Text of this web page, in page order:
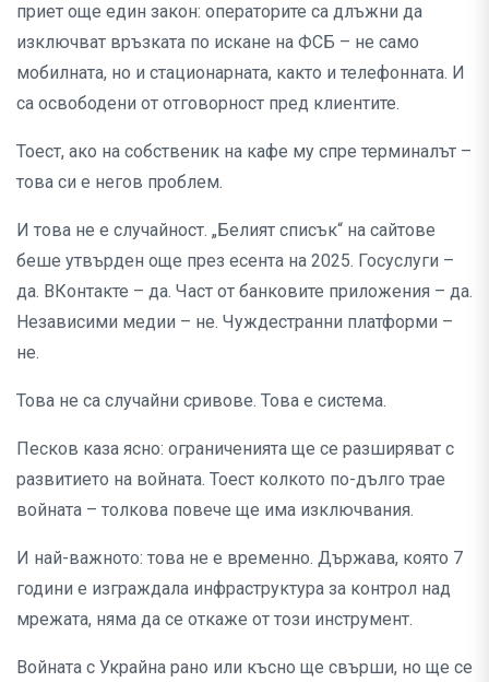
приет още един закон: операторите са длъжни да
изключват връзката по искане на ФСБ – не само
мобилната, но и стационарната, както и телефонната. И
са освободени от отговорност пред клиентите.
Тоест, ако на собственик на кафе му спре терминалът –
това си е негов проблем.
И това не е случайност. „Белият списък“ на сайтове
беше утвърден още през есента на 2025. Госуслуги –
да. ВКонтакте – да. Част от банковите приложения – да.
Независими медии – не. Чуждестранни платформи –
не.
Това не са случайни сривове. Това е система.
Песков каза ясно: ограниченията ще се разширяват с
развитието на войната. Тоест колкото по-дълго трае
войната – толкова повече ще има изключвания.
И най-важното: това не е временно. Държава, която 7
години е изграждала инфраструктура за контрол над
мрежата, няма да се откаже от този инструмент.
Войната с Украйна рано или късно ще свърши, но ще се